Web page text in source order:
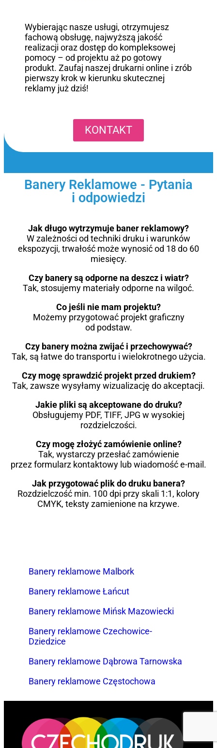
Wybierając nasze usługi, otrzymujesz
fachową obsługę, najwyższą jakość
realizacji oraz dostęp do kompleksowej
pomocy – od projektu aż po gotowy
produkt. Zaufaj naszej drukarni online i zrób
pierwszy krok w kierunku skutecznej
reklamy już dziś!
KONTAKT
Banery Reklamowe - Pytania
i odpowiedzi
Jak długo wytrzymuje baner reklamowy?
W zależności od techniki druku i warunków
ekspozycji, trwałość może wynosić od 18 do 60
miesięcy.
Czy banery są odporne na deszcz i wiatr?
Tak, stosujemy materiały odporne na wilgoć.
Co jeśli nie mam projektu?
Możemy przygotować projekt graficzny
od podstaw.
Czy banery można zwijać i przechowywać?
Tak, są łatwe do transportu i wielokrotnego użycia.
Czy mogę sprawdzić projekt przed drukiem?
Tak, zawsze wysyłamy wizualizację do akceptacji.
Jakie pliki są akceptowane do druku?
Obsługujemy PDF, TIFF, JPG w wysokiej
rozdzielczości.
Czy mogę złożyć zamówienie online?
Tak, wystarczy przesłać zamówienie
przez formularz kontaktowy lub wiadomość e-mail.
Jak przygotować plik do druku banera?
Rozdzielczość min. 100 dpi przy skali 1:1, kolory
CMYK, teksty zamienione na krzywe.
Banery reklamowe Malbork
Banery reklamowe Łańcut
Banery reklamowe Mińsk Mazowiecki
Banery reklamowe Czechowice-
Dziedzice
Banery reklamowe Dąbrowa Tarnowska
Banery reklamowe Częstochowa